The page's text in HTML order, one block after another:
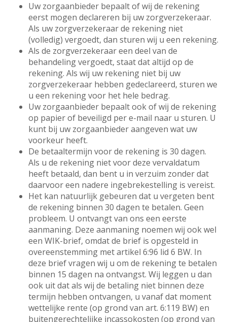
Uw zorgaanbieder bepaalt of wij de rekening
eerst mogen declareren bij uw zorgverzekeraar.
Als uw zorgverzekeraar de rekening niet
(volledig) vergoedt, dan sturen wij u een rekening.
Als de zorgverzekeraar een deel van de
behandeling vergoedt, staat dat altijd op de
rekening. Als wij uw rekening niet bij uw
zorgverzekeraar hebben gedeclareerd, sturen we
u een rekening voor het hele bedrag.
Uw zorgaanbieder bepaalt ook of wij de rekening
op papier of beveiligd per e-mail naar u sturen. U
kunt bij uw zorgaanbieder aangeven wat uw
voorkeur heeft.
De betaaltermijn voor de rekening is 30 dagen.
Als u de rekening niet voor deze vervaldatum
heeft betaald, dan bent u in verzuim zonder dat
daarvoor een nadere ingebrekestelling is vereist.
Het kan natuurlijk gebeuren dat u vergeten bent
de rekening binnen 30 dagen te betalen. Geen
probleem. U ontvangt van ons een eerste
aanmaning. Deze aanmaning noemen wij ook wel
een WIK-brief, omdat de brief is opgesteld in
overeenstemming met artikel 6:96 lid 6 BW. In
deze brief vragen wij u om de rekening te betalen
binnen 15 dagen na ontvangst. Wij leggen u dan
ook uit dat als wij de betaling niet binnen deze
termijn hebben ontvangen, u vanaf dat moment
wettelijke rente (op grond van art. 6:119 BW) en
buitengerechtelijke incassokosten (op grond van